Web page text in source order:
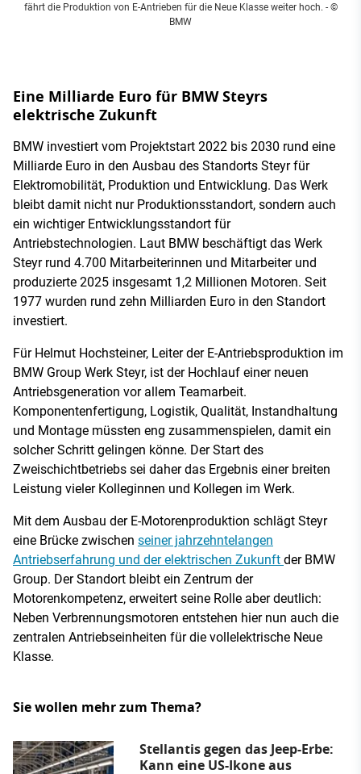
fährt die Produktion von E-Antrieben für die Neue Klasse weiter hoch. - ©
BMW
Eine Milliarde Euro für BMW Steyrs
elektrische Zukunft
BMW investiert vom Projektstart 2022 bis 2030 rund eine
Milliarde Euro in den Ausbau des Standorts Steyr für
Elektromobilität, Produktion und Entwicklung. Das Werk
bleibt damit nicht nur Produktionsstandort, sondern auch
ein wichtiger Entwicklungsstandort für
Antriebstechnologien. Laut BMW beschäftigt das Werk
Steyr rund 4.700 Mitarbeiterinnen und Mitarbeiter und
produzierte 2025 insgesamt 1,2 Millionen Motoren. Seit
1977 wurden rund zehn Milliarden Euro in den Standort
investiert.
Für Helmut Hochsteiner, Leiter der E-Antriebsproduktion im
BMW Group Werk Steyr, ist der Hochlauf einer neuen
Antriebsgeneration vor allem Teamarbeit.
Komponentenfertigung, Logistik, Qualität, Instandhaltung
und Montage müssten eng zusammenspielen, damit ein
solcher Schritt gelingen könne. Der Start des
Zweischichtbetriebs sei daher das Ergebnis einer breiten
Leistung vieler Kolleginnen und Kollegen im Werk.
Mit dem Ausbau der E-Motorenproduktion schlägt Steyr
eine Brücke zwischen seiner jahrzehntelangen
Antriebserfahrung und der elektrischen Zukunft der BMW
Group. Der Standort bleibt ein Zentrum der
Motorenkompetenz, erweitert seine Rolle aber deutlich:
Neben Verbrennungsmotoren entstehen hier nun auch die
zentralen Antriebseinheiten für die vollelektrische Neue
Klasse.
Sie wollen mehr zum Thema?
Stellantis gegen das Jeep-Erbe:
Kann eine US-Ikone aus